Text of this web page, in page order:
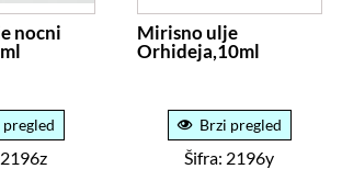
nocni
pregled
Mirisno ulje
Orhideja,10ml
Brzi pregled
Šifra: 2196y